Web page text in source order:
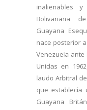
inalienables
Bolivariana
Guayana
nace posterior
Venezuela ante
Unidas en
laudo Arbitral
que establecía
Guayana